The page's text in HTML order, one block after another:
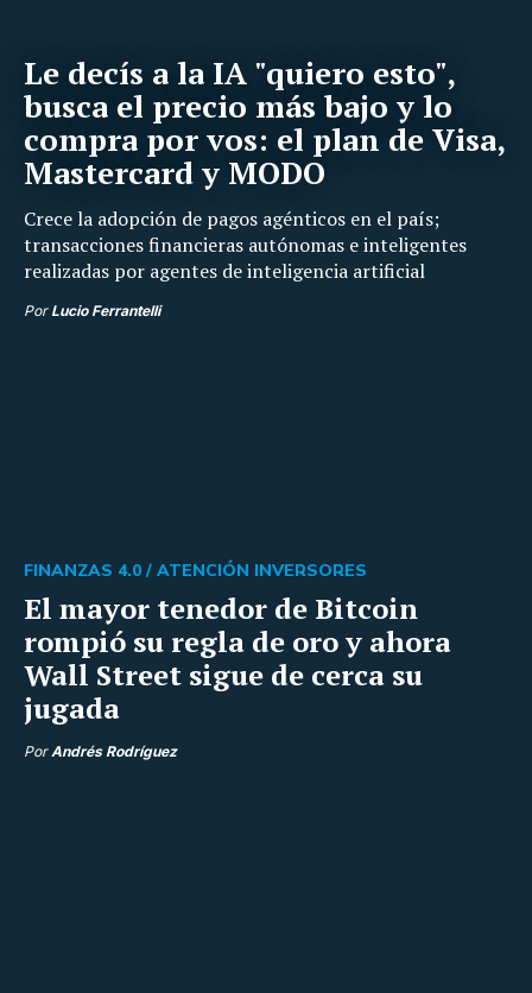
Le decís a la IA "quiero esto",
busca el precio más bajo y lo
compra por vos: el plan de Visa,
Mastercard y MODO
Crece la adopción de pagos agénticos en el país;
transacciones financieras autónomas e inteligentes
realizadas por agentes de inteligencia artificial
Por Lucio Ferrantelli
El mayor tenedor de Bitcoin
rompió su regla de oro y ahora
Wall Street sigue de cerca su
jugada
FINANZAS 4.0 / ATENCIÓN INVERSORES
Por Andrés Rodríguez